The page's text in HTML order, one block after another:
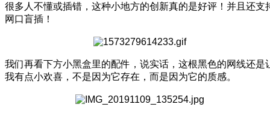
很多人不懂或插错，这种小地方的创新真的是好评！并且还支
网口盲插！
我们再看下方小黑盒里的配件，说实话，这根黑色的网线还是
我有点小欢喜，不是因为它存在，而是因为它的质感。